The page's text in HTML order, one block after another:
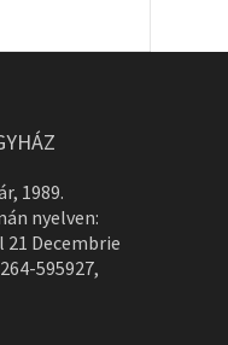
1989.
nyelven:
21 Decembrie
595927,